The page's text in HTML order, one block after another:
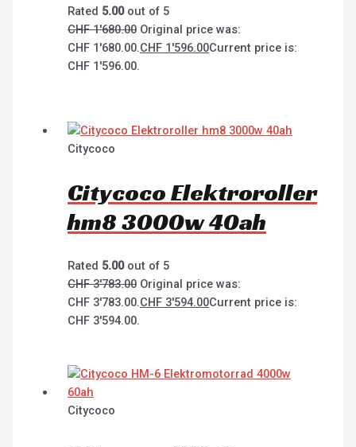
Rated 5.00out of 5
CHF1'680.00 Original price was:
CHF 1'680.00.CHF 1'596.00Current price is:
CHF 1'596.00.
Citycoco
Citycoco Elektroroller
hm8 3000w 40ah
Rated 5.00out of 5
CHF3'783.00 Original price was:
CHF 3'783.00.CHF 3'594.00Current price is:
CHF 3'594.00.
Citycoco